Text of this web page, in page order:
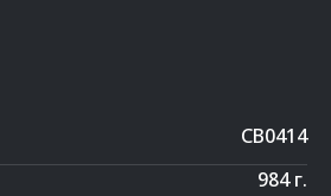
CB0414
984 г.